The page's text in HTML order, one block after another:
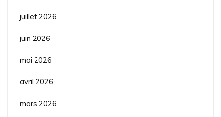
juillet 2026
juin 2026
mai 2026
avril 2026
mars 2026